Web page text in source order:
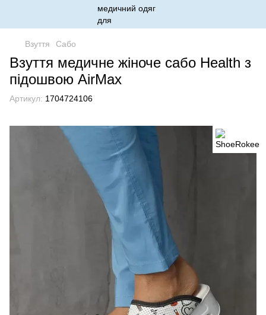
Взуття Сабо
Взуття медичне жіноче сабо Health з
підошвою AirMax
Артикул: 1704724106